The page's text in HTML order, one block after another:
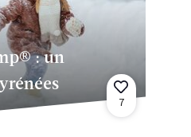
: un
7